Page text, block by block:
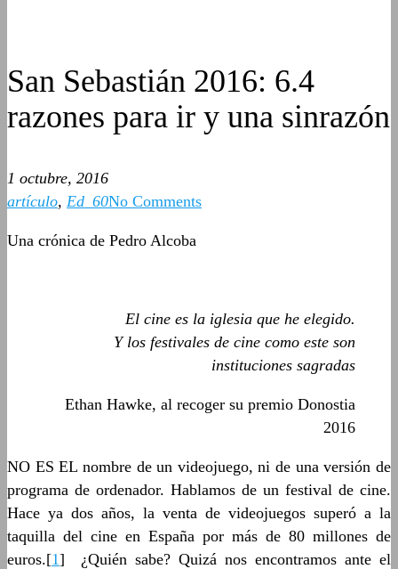
San Sebastián 2016: 6.4
razones para ir y una sinrazón
1 octubre, 2016
artículo, Ed_60No Comments
Una crónica de Pedro Alcoba
El cine es la iglesia que he elegido.
Y los festivales de cine como este son
instituciones sagradas
Ethan Hawke, al recoger su premio Donostia
2016
NO ES EL nombre de un videojuego, ni de una versión de
programa de ordenador. Hablamos de un festival de cine.
Hace ya dos años, la venta de videojuegos superó a la
taquilla del cine en España por más de 80 millones de
euros.[1] ¿Quién sabe? Quizá nos encontramos ante el